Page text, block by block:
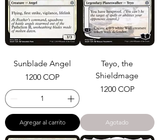
Sunblade Angel
Precio
1200 COP
Agregar al carrito
Teyo, the
Shieldmage
Precio
1200 COP
Agotado